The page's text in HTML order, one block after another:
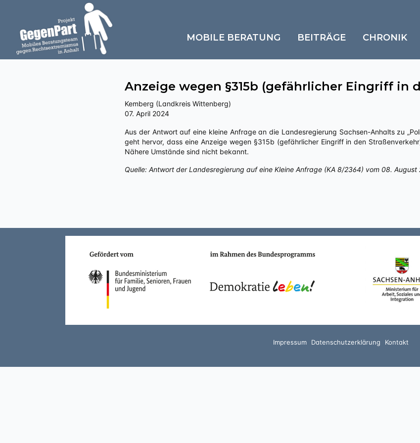
MOBILE BERATUNG BEITRÄGE CHRONIK
Anzeige wegen §315b (gefährlicher Eingriff in
Kemberg (Landkreis Wittenberg)
07. April 2024
Aus der Antwort auf eine kleine Anfrage an die Landesregierung Sachsen-Anhalts zu „Politisch motivierte Kriminalität – rechts“
geht hervor, dass eine Anzeige wegen §315b (gefährlicher Eingriff in den
Nähere Umstände sind nicht bekannt.
Quelle: Antwort der Landesregierung auf eine Kleine Anfrage (KA 8/2364) vom 08. August
Impressum Datenschutzerklärung Kontakt